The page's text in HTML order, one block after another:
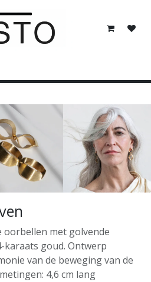
oorbellen met golvende
karaats goud. Ontwerp
van de beweging van de
4,6 cm lang